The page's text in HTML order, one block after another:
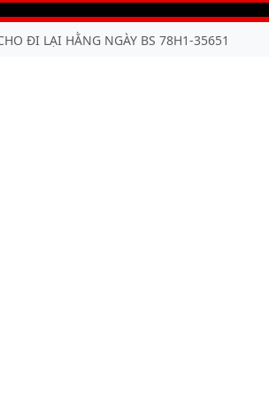
ĐI LẠI HẰNG NGÀY BS 78H1-35651